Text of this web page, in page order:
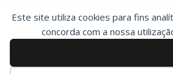
Este site utiliza cookies para fins
concorda com a nossa